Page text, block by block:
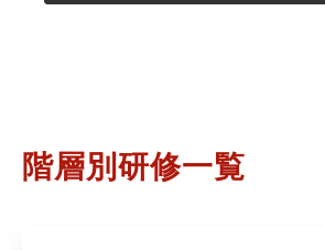
階層別研修一覧